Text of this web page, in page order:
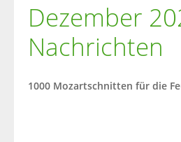
Dezember
Nachrichten
1000 Mozartschnitten für die